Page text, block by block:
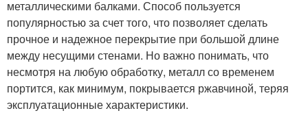
металлическими балками. Способ пользуется
популярностью за счет того, что позволяет сделать
прочное и надежное перекрытие при большой длине
между несущими стенами. Но важно понимать, что
несмотря на любую обработку, металл со временем
портится, как минимум, покрывается ржавчиной, теряя
эксплуатационные характеристики.